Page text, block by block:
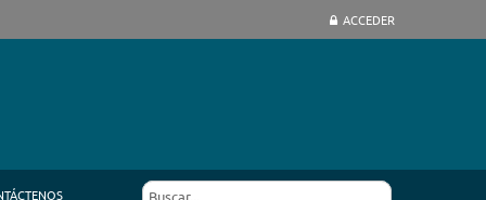
ACCEDER